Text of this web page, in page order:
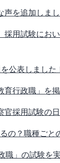
を追加しまし
用試験にお
公表しました
行政職」を掲
採用試験の日
？職種ごと
」の試験を